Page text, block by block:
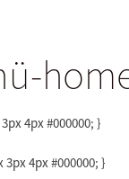
4px #000000; }
4px #000000; }